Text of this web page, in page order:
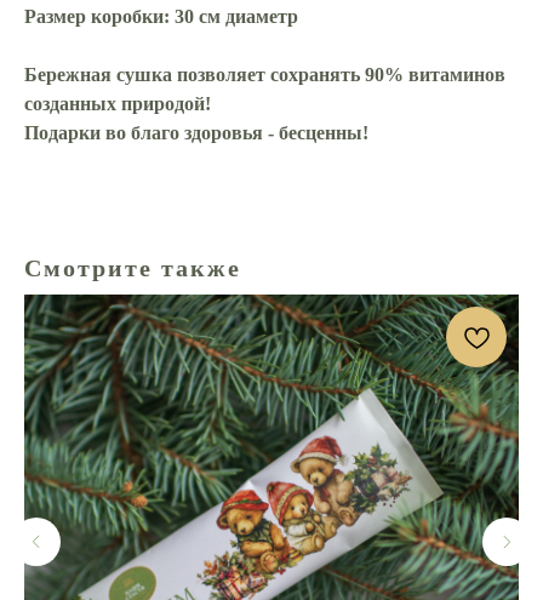
Размер коробки: 30 см диаметр
Бережная сушка позволяет сохранять 90% витаминов
созданных природой!
Подарки во благо здоровья - бесценны!
Смотрите также